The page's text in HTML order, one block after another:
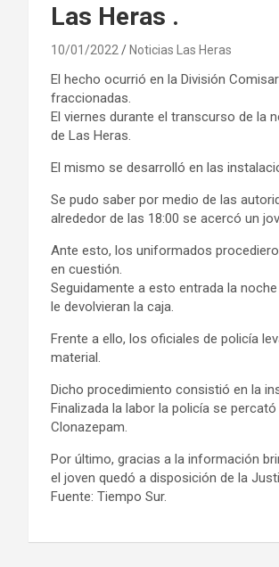
Las Heras .
10/01/2022 Noticias Las Heras
El hecho ocurrió en la División
fraccionadas.
El viernes durante el transcurso de la
de Las Heras.
El mismo se desarrolló en las
Se pudo saber por medio de las
alrededor de las 18:00 se acercó un
Ante esto, los uniformados
en cuestión.
Seguidamente a esto entrada la
le devolvieran la caja.
Frente a ello, los oficiales de policía
material.
Dicho procedimiento consistió en la
Finalizada la labor la policía se
Clonazepam.
Por último, gracias a la información
el joven quedó a disposición de la
Fuente: Tiempo Sur.